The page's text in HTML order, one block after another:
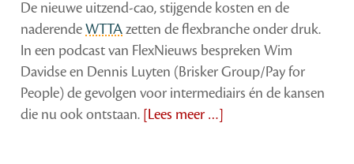
De nieuwe uitzend-cao, stijgende kosten en de
naderendeWTTAzetten de flexbranche onder druk.
In een podcast van FlexNieuws bespreken Wim
Davidse en Dennis Luyten (Brisker Group/Pay for
People) de gevolgen voor intermediairs én de kansen
die nu ook ontstaan. [Lees meer …]